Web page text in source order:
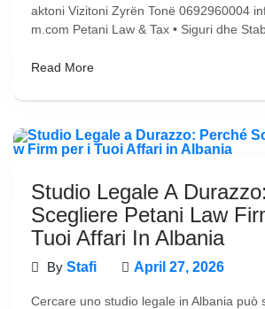
aktoni Vizitoni Zyrën Tonë 0692960004
m.com Petani Law & Tax • Siguri dhe
Read More
Studio Legale A
Scegliere Petani Law
Tuoi Affari In Albania
By Stafi April 27, 2026
Cercare uno studio legale in Albania può